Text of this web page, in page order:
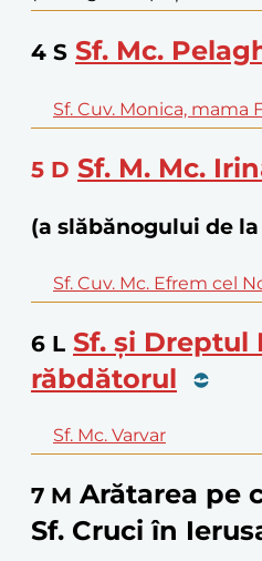
4 S Sf. Mc.
Sf. Cuv. Monica, mama
5 D Sf. M. Mc.
(a slăbănogului de
Sf. Cuv. Mc. Efrem cel
6 L Sf. și Dreptul
răbdătorul
Sf. Mc. Varvar
7 M Arătarea pe
Sf. Cruci în